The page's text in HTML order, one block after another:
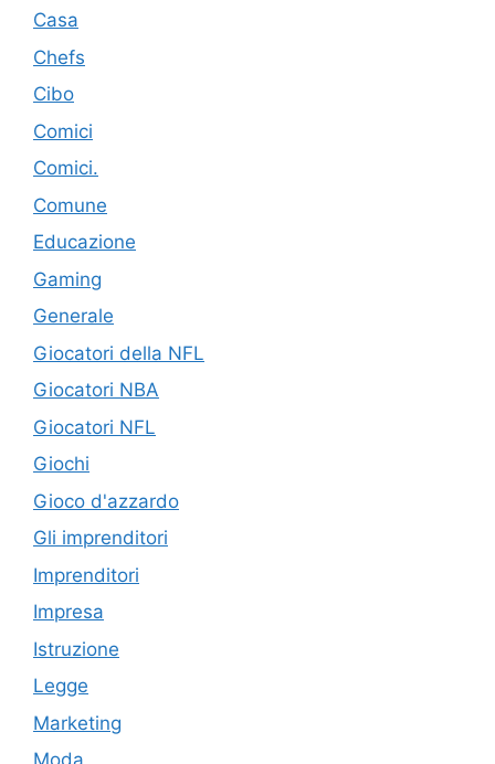
Casa
Chefs
Cibo
Comici
Comici.
Comune
Educazione
Gaming
Generale
Giocatori della NFL
Giocatori NBA
Giocatori NFL
Giochi
Gioco d'azzardo
Gli imprenditori
Imprenditori
Impresa
Istruzione
Legge
Marketing